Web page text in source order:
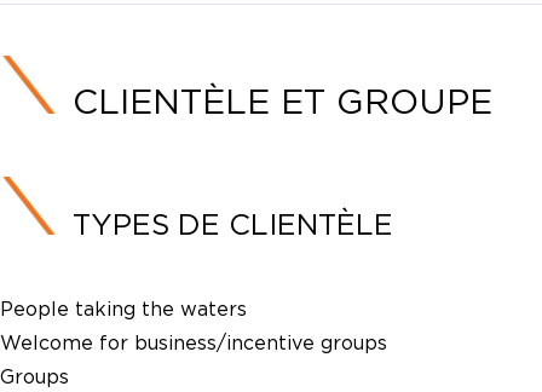
CLIENTÈLE ET GROUPE
TYPES DE CLIENTÈLE
People taking the waters
Welcome for business/incentive groups
Groups